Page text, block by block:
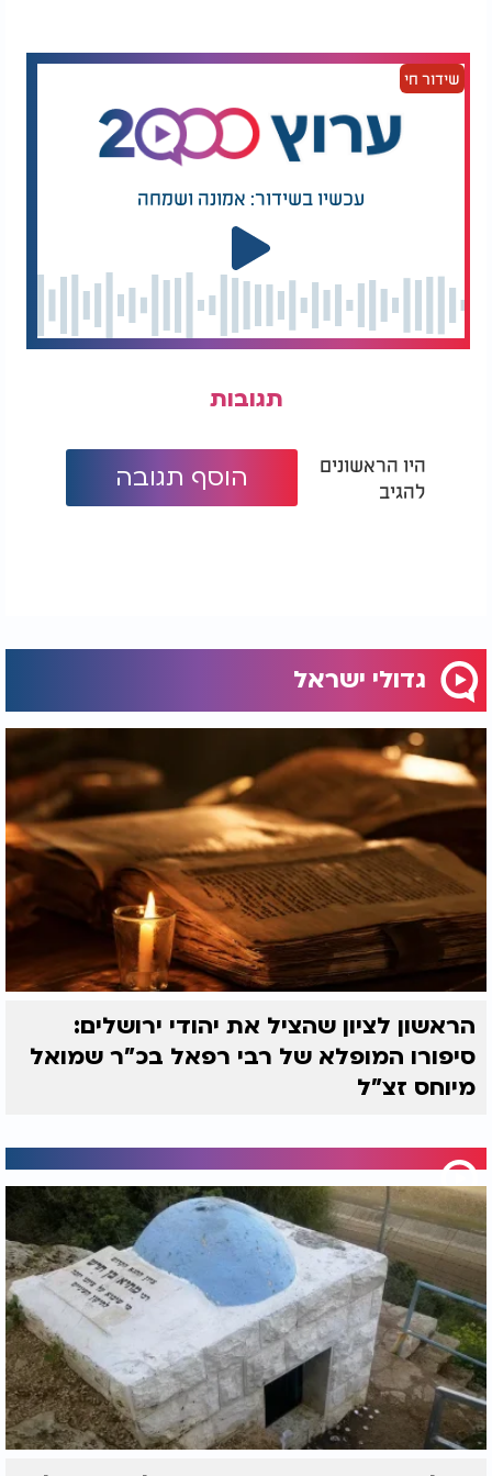
ברבאט.
רבי רפאל התנגד גם לניסיון לבטל את חזרת הש"ץ בעקבות
עמדתו ההלכתית של הרב יוסף משאש. למרות המחלוקות
ההלכתיות החריפות ביניהם, היחסים האישיים בין השניים נותרו
בידידות. דמותו של רבי רפאל הצרפתי נחרתה כאחד מרבני
שינויים גדולים בקהילות היהודיות. רבי רפאל נפטר בחודש אייר
שידור חי
עכשיו בשידור: אמונה ושמחה
תגובות
היו הראשונים
להגיב
הוסף תגובה
גדולי ישראל
הראשון לציון שהציל את יהודי ירושלים:
סיפורו המופלא של רבי רפאל בכ"ר שמואל
מיוחס זצ"ל